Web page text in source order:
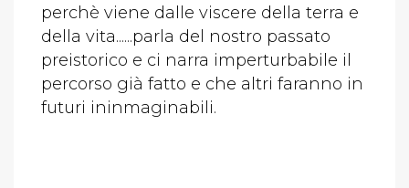
perchè viene dalle viscere della terra e
della vita......parla del nostro passato
preistorico e ci narra imperturbabile il
percorso già fatto e che altri faranno in
futuri ininmaginabili.